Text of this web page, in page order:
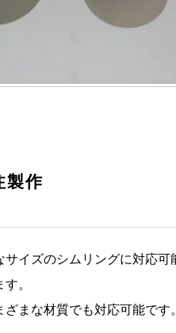
製作
イズのシムリングに対応可
。
まな材質でも対応可能です。